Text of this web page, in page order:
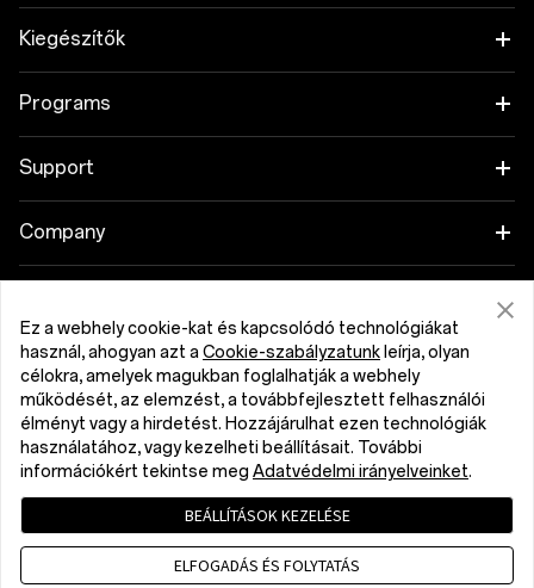
OnePlus 15
OnePlus Nord 5
Kiegészítők
Tablet
Cases & Protection
Power & Cables
Bundles
Lifestyle
Programs
Link your OnePlus Devices
OnePlus Trade-in
Support
Shopping FAQs
Software Upgrade
Repair Service
User Manuals
Contact Us
Troubleshooting
Company
Community
Red Cable Club
OnePlus Store App
Magyarország (English)
Get Support From OnePlus
Privacy Policy User Agreement
Terms of Sale
Security Response Center (OneSRC)
Cookies
Ez a webhely cookie-kat és kapcsolódó technológiákat
használ, ahogyan azt aCookie-szabályzatunk leírja, olyan
célokra, amelyek magukban foglalhatják a webhely
működését, az elemzést, a továbbfejlesztett felhasználói
élményt vagy a hirdetést. Hozzájárulhat ezen technológiák
használatához, vagy kezelheti beállításait. További
információkért tekintse meg Adatvédelmi irányelveinket.
BEÁLLÍTÁSOK KEZELÉSE
ELFOGADÁS ÉS FOLYTATÁS